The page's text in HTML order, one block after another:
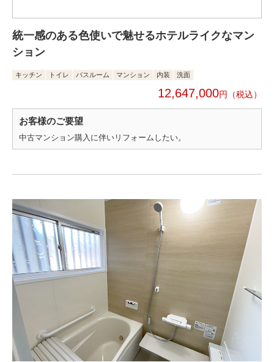
統一感のある色使いで魅せるホテルライクなマン
ション
キッチン トイレ バスルーム マンション 内装 洗面
12,647,000円
お客様のご要望
中古マンション購入に伴いリフォームしたい。